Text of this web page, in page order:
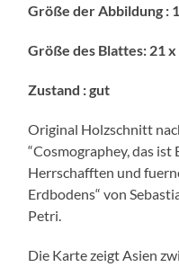
Größe der Abbildung :
Größe des Blattes: 21 x
Zustand : gut
Original Holzschnitt
“Cosmographey, das
Herrschafften und
Erdbodens“ von
Petri.
Die Karte zeigt Asien